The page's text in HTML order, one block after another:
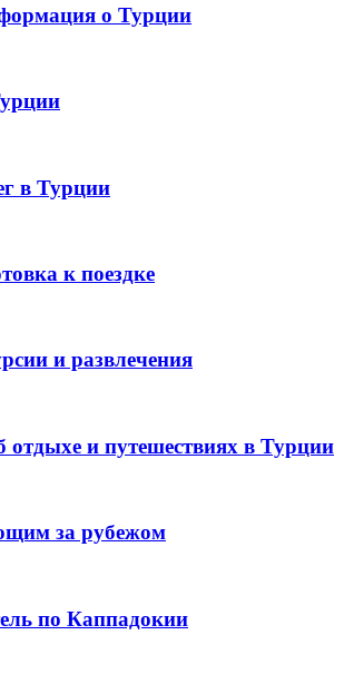
о Турции
в Турции
к поездке
и развлечения
и путешествиях в Турции
за рубежом
по Каппадокии